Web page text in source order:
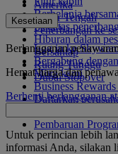
Amerika
Timur Tengah
Penerbangan ke
Berbelanja
Fasilitas
Hiburan dalam
Bersantap
Ruang Tunggu
Dubai Stopover
Kesetiaan
Log in ke
Bergabung
Mitra kami
Business
Daftarkan
Aturan Program
Pembaruan
Berlangganan
Hemat harga dan
Berhenti berlangganan
Untuk perincian lebih
informasi Anda, silakan